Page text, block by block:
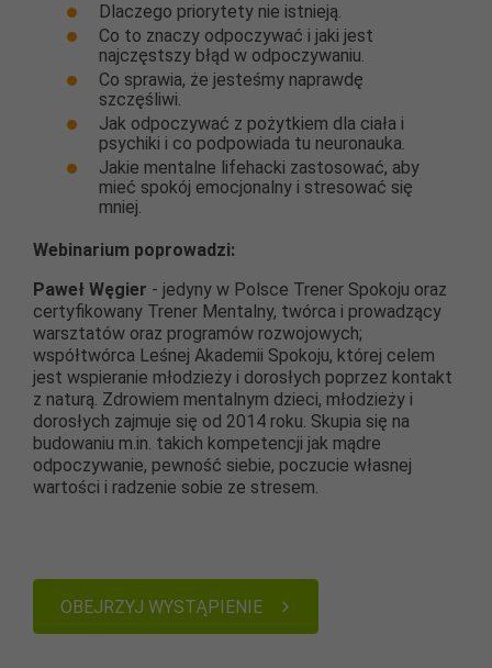
Dlaczego priorytety nie istnieją.
Co to znaczy odpoczywać i jaki jest
najczęstszy błąd w odpoczywaniu.
Co sprawia, że jesteśmy naprawdę
szczęśliwi.
Jak odpoczywać z pożytkiem dla ciała i
psychiki i co podpowiada tu neuronauka.
Jakie mentalne lifehacki zastosować, aby
mieć spokój emocjonalny i stresować się
mniej.
Webinarium poprowadzi:
Paweł Węgier - jedyny w Polsce Trener Spokoju oraz
certyfikowany Trener Mentalny, twórca i prowadzący
warsztatów oraz programów rozwojowych;
współtwórca Leśnej Akademii Spokoju, której celem
jest wspieranie młodzieży i dorosłych poprzez kontakt
z naturą. Zdrowiem mentalnym dzieci, młodzieży i
dorosłych zajmuje się od 2014 roku. Skupia się na
budowaniu m.in. takich kompetencji jak mądre
odpoczywanie, pewność siebie, poczucie własnej
wartości i radzenie sobie ze stresem.
OBEJRZYJ WYSTĄPIENIE